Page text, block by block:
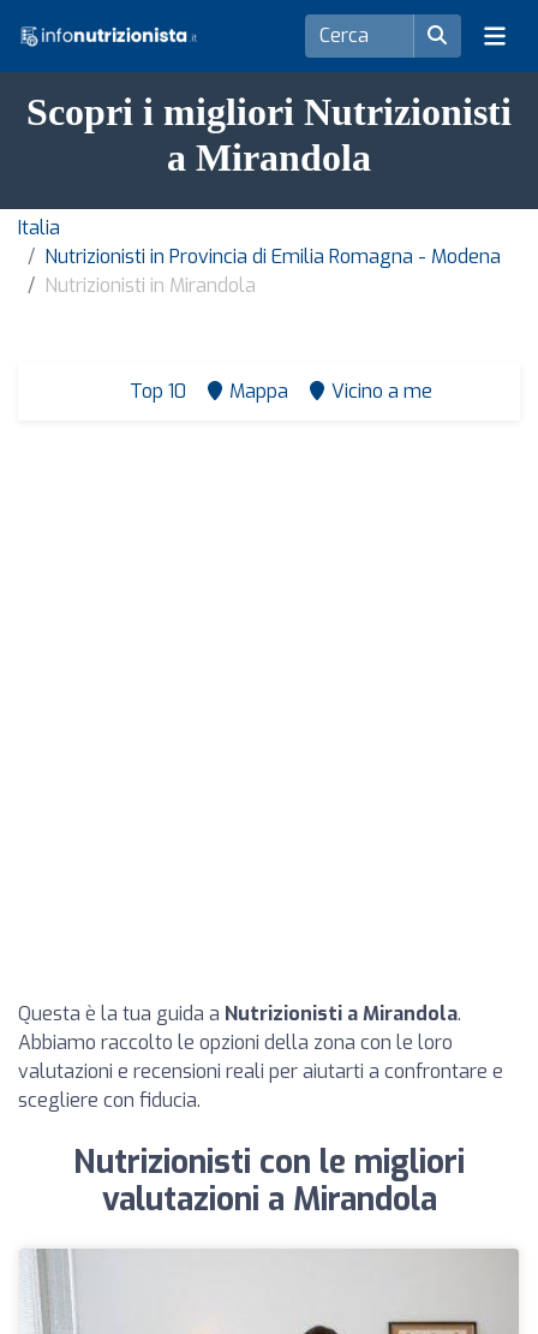
Scopri i migliori Nutrizionisti
a Mirandola
Italia
Nutrizionisti in Provincia di Emilia Romagna - Modena
Nutrizionisti in Mirandola
Top 10 Mappa Vicino a me
Questa è la tua guida a Nutrizionisti a Mirandola.
Abbiamo raccolto le opzioni della zona con le loro
valutazioni e recensioni reali per aiutarti a confrontare e
scegliere con fiducia.
Nutrizionisti con le migliori
valutazioni a Mirandola